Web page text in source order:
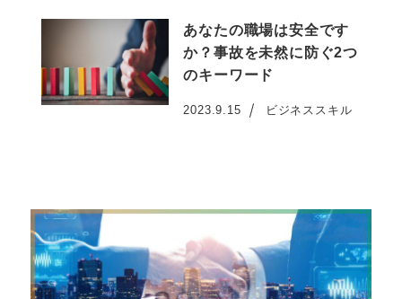
あなたの職場は安全です
か？事故を未然に防ぐ2つ
のキーワード
投稿日
2023.9.15 ビジネススキル